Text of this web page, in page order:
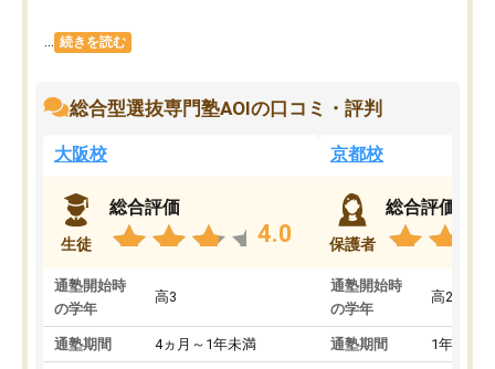
続きを読む
総合型選抜専門塾AOIの口コミ・評判
大阪校
生徒
総合評価
4.0
通塾開始時
の学年
高3
通塾期間 4ヵ月～1年未満
京都校
保護者
総合評価
通塾開始時
の学年
高2
通塾期間 1年以上